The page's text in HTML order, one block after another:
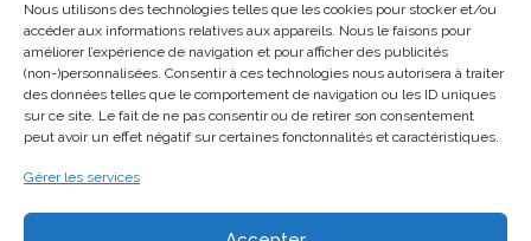
Nous utilisons des technologies telles que les cookies pour stocker et/ou
accéder aux informations relatives aux appareils. Nous le faisons pour
améliorer l’expérience de navigation et pour afficher des publicités
(non-)personnalisées. Consentir à ces technologies nous autorisera à traiter
des données telles que le comportement de navigation ou les ID uniques
sur ce site. Le fait de ne pas consentir ou de retirer son consentement
peut avoir un effet négatif sur certaines fonctonnalités et caractéristiques.
Gérer les services